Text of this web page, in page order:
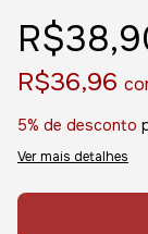
R$36,96
5% de desconto
Ver mais detalhes